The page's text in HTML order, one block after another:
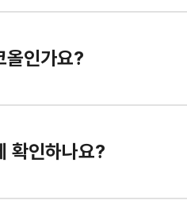
올인가요?
확인하나요?